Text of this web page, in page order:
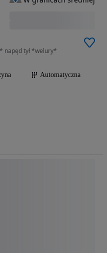
napęd tył *welury*
Automatyczna